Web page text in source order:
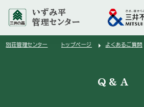
いずみ平
管理センター
別荘管理センター トップページ arrow_right よくあるご質問
Q&A